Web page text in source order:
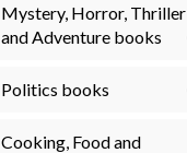
Mystery, Horror, Thriller
and Adventure books
Politics books
Cooking, Food and